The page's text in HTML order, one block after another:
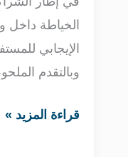
الخياطة داخل
الإيجابي
وبالتقدم
قراءة المزيد »